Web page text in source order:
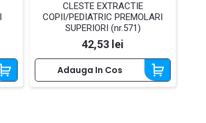
CLESTE EXTRACTIE
COPII/PEDIATRIC PREMOLARI
SUPERIORI (nr.571)
Pret
42,53 lei
Adauga In Cos